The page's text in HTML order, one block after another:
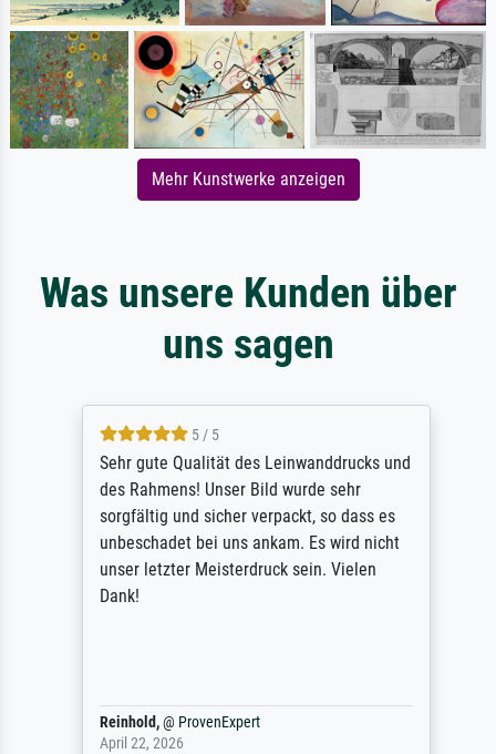
Mehr Kunstwerke anzeigen
Was unsere Kunden über
uns sagen
5 / 5
Sehr gute Qualität des Leinwanddrucks und
des Rahmens! Unser Bild wurde sehr
sorgfältig und sicher verpackt, so dass es
unbeschadet bei uns ankam. Es wird nicht
unser letzter Meisterdruck sein. Vielen
Dank!
Reinhold,@ProvenExpert
April 22, 2026